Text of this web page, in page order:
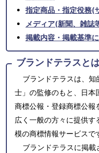
指定商品・指定役務(
メディア(新聞、雑誌
掲載内容・掲載基準
ブランドテラスと
ブランドテラスは、
士」の監修のもと、日本
商標公報・登録商標公報
広く一般の方々に提供
模の商標情報サービスで
ブランドテラスに掲